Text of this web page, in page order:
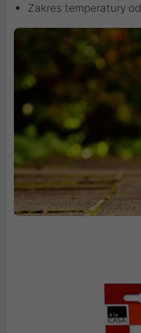
Zakres temperatury